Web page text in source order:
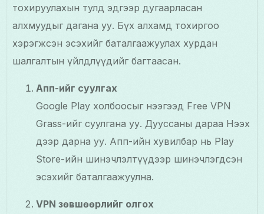
тохируулахын тулд эдгээр дугаарласан
алхмуудыг дагана уу. Бүх алхамд тохиргоо
хэрэгжсэн эсэхийг баталгаажуулах хурдан
шалгалтын үйлдлүүдийг багтаасан.
Апп-ийг суулгах
Google Play холбоосыг нээгээд Free VPN
Grass-ийг суулгана уу. Дууссаны дараа Нээх
дээр дарна уу. Апп-ийн хувилбар нь Play
Store-ийн шинэчлэлтүүдээр шинэчлэгдсэн
эсэхийг баталгаажуулна.
VPN зөвшөөрлийг олгох